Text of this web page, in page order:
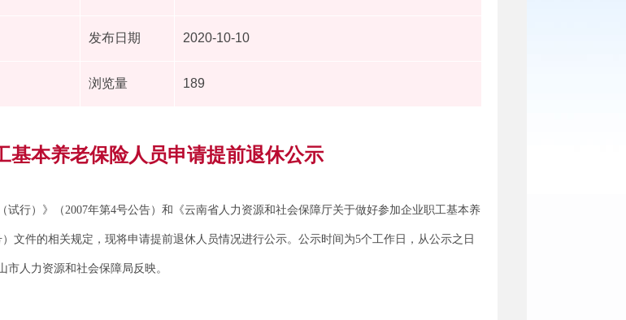
发布日期 2020-10-10
浏览量 189
基本养老保险人员申请提前退休公示
行）》（2007年第4号公告）和《云南省人力资源和社会保障厅关于做好参加企业职工基本养
文件的相关规定，现将申请提前退休人员情况进行公示。公示时间为5个工作日，从公示之日
人力资源和社会保障局反映。